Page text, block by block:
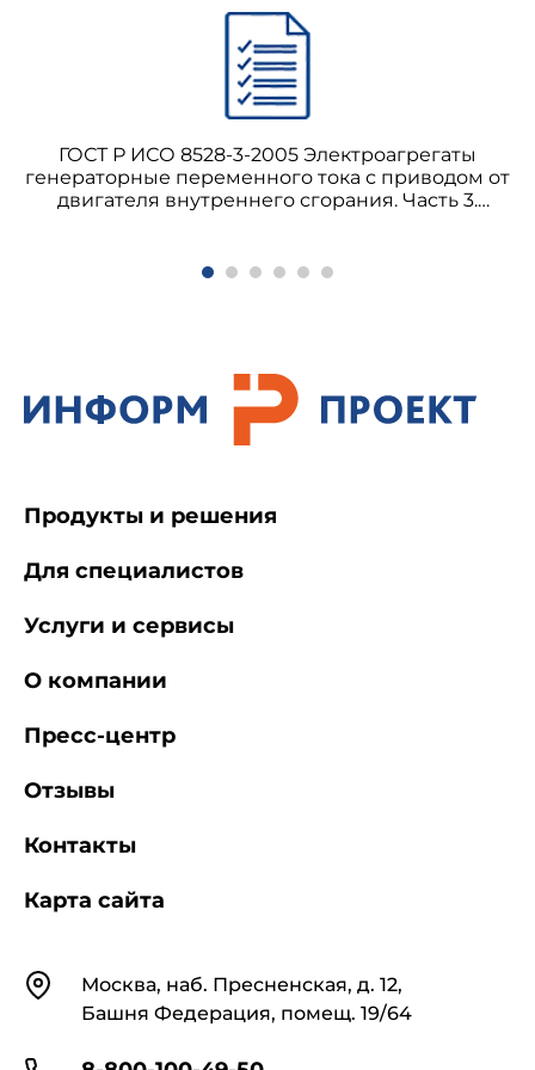
ГОСТ Р ИСО 8528-4-2005 Часть 4.
Устройства управления и аппаратура
ГОСТ Р ИСО 8528-5-2005 Часть 5.
Электроагрегаты
ГОСТ Р ИСО 8528-6-2005 Часть 6. Методы
ИСО 8528-7:1993 Часть 7. Технические
декларации для технических требований и
проектирования
Электроагрегаты малой мощности. Технические
оценка механической вибрации
ГОСТ Р ИСО 8528-3-2005 Электроагрегаты
генераторные переменного тока с приводом от
двигателя внутреннего сгорания. Часть 3.
КонтактыМосква, наб. Пресненская, д. 12,
Башня Федерация, помещ. 19/64
Продукты и решения
Для специалистов
Услуги и сервисы
О компании
Пресс-центр
Отзывы
Контакты
Карта сайта